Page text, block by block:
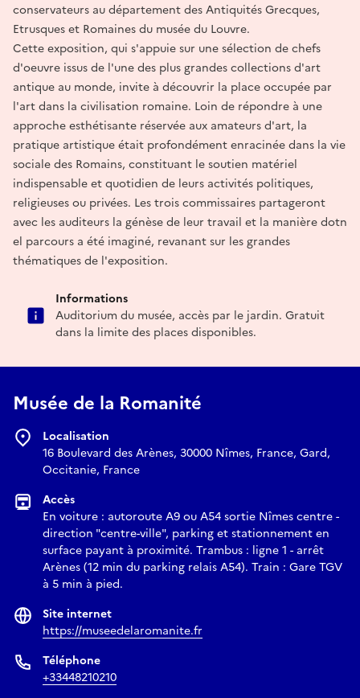
conservateurs au département des Antiquités Grecques,
Etrusques et Romaines du musée du Louvre.
Cette exposition, qui s'appuie sur une sélection de chefs
d'oeuvre issus de l'une des plus grandes collections d'art
antique au monde, invite à découvrir la place occupée par
l'art dans la civilisation romaine. Loin de répondre à une
approche esthétisante réservée aux amateurs d'art, la
pratique artistique était profondément enracinée dans la vie
sociale des Romains, constituant le soutien matériel
indispensable et quotidien de leurs activités politiques,
religieuses ou privées. Les trois commissaires partageront
avec les auditeurs la génèse de leur travail et la manière dotn
el parcours a été imaginé, revanant sur les grandes
thématiques de l'exposition.
Informations
Auditorium du musée, accès par le jardin. Gratuit
dans la limite des places disponibles.
Musée de la Romanité
Localisation
16 Boulevard des Arènes, 30000 Nîmes, France, Gard,
Occitanie, France
Accès
En voiture : autoroute A9 ou A54 sortie Nîmes centre -
direction "centre-ville", parking et stationnement en
surface payant à proximité. Trambus : ligne 1 - arrêt
Arènes (12 min du parking relais A54). Train : Gare TGV
à 5 min à pied.
Site internet
https://museedelaromanite.fr
Téléphone
+33448210210